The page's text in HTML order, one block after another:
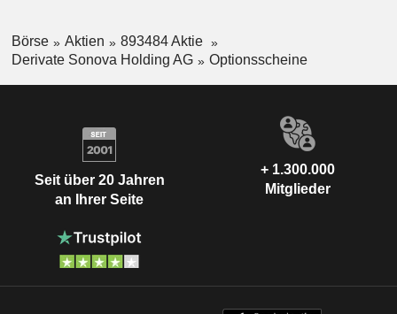
Börse Aktien
893484 Aktie
Derivate Sonova Holding AG
Optionsscheine
Seit über 20 Jahren
an Ihrer Seite
+ 1.300.000
Mitglieder